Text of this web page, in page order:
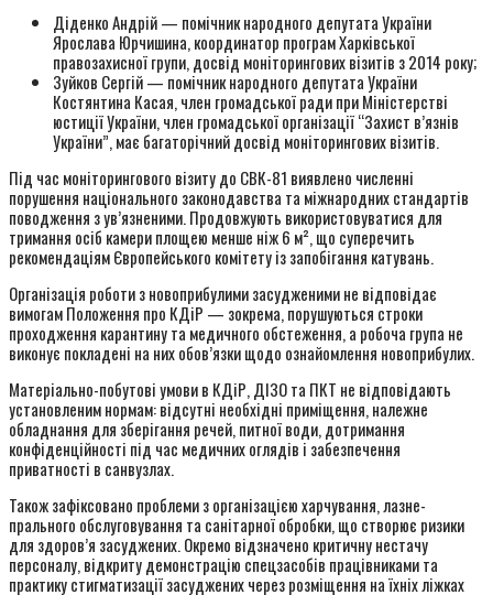
Діденко Андрій — помічник народного депутата України
Ярослава Юрчишина, координатор програм Харківської
правозахисної групи, досвід моніторингових візитів з 2014 року;
Зуйков Сергій — помічник народного депутата України
Костянтина Касая, член громадської ради при Міністерстві
юстиції України, член громадської організації “Захист в’язнів
України”, має багаторічний досвід моніторингових візитів.
Під час моніторингового візиту до СВК-81 виявлено численні
порушення національного законодавства та міжнародних стандартів
поводження з ув’язненими. Продовжують використовуватися для
тримання осіб камери площею менше ніж 6 м², що суперечить
рекомендаціям Європейського комітету із запобігання катувань.
Організація роботи з новоприбулими засудженими не відповідає
вимогам Положення про КДіР — зокрема, порушуються строки
проходження карантину та медичного обстеження, а робоча група не
виконує покладені на них обов’язки щодо ознайомлення новоприбулих.
Матеріально-побутові умови в КДіР, ДІЗО та ПКТ не відповідають
установленим нормам: відсутні необхідні приміщення, належне
обладнання для зберігання речей, питної води, дотримання
конфіденційності під час медичних оглядів і забезпечення
приватності в санвузлах.
Також зафіксовано проблеми з організацією харчування, лазне-
прального обслуговування та санітарної обробки, що створює ризики
для здоров’я засуджених. Окремо відзначено критичну нестачу
персоналу, відкриту демонстрацію спецзасобів працівниками та
практику стигматизації засуджених через розміщення на їхніх ліжках